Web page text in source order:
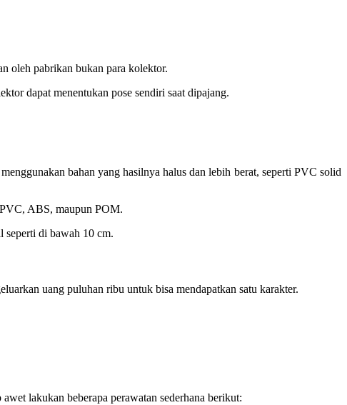
oleh pabrikan bukan para kolektor.
dapat menentukan pose sendiri saat dipajang.
bahan yang hasilnya halus dan lebih berat, seperti PVC solid
ABS, maupun POM.
seperti di bawah 10 cm.
uang puluhan ribu untuk bisa mendapatkan satu karakter.
lakukan beberapa perawatan sederhana berikut: